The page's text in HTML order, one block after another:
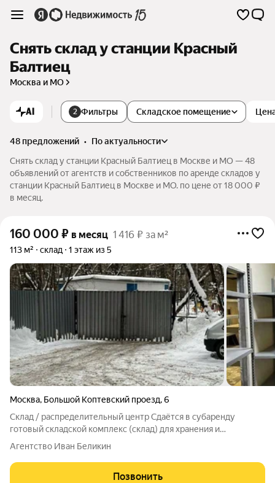
Снять склад у станции Красный
Балтиец
Москва и МО
AI 2 Фильтры Складское помещение
48 предложений •
по актуальности
Снять склад у станции Красный Балтиец в Москве и МО — 48
объявлений от агентств и собственников по аренде складов у
станции Красный Балтиец в Москве и МО. по цене от 18 000 ₽
в месяц.
160 000 ₽ в месяц 1 416 ₽ за м²
113 м² склад 1 этаж из 5
Москва, Большой Коптевский проезд,6
Склад / распределительный центр Сдаётся в субаренду
готовый складской комплекс (склад) для хранения и
дистрибуции одежды (логистический центр) Сдаётся в
Идеально подходит для розничных сетей
Агентство Иван Беликин
Позвонить